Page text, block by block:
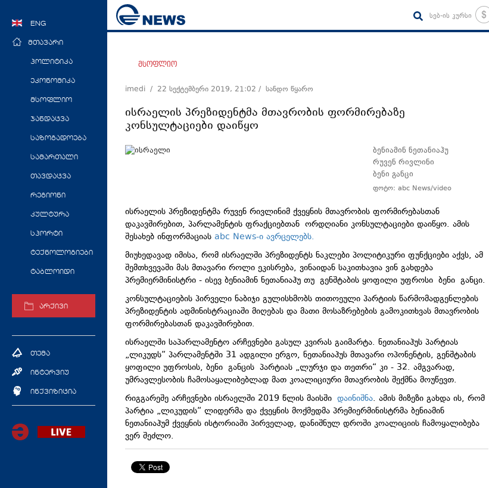
ENG
მთავარი
პოლიტიკა
ეკონომიკა
მსოფლიო
ჯანდაცვა
საზოგადოება
სამართალი
თავდაცვა
რეგიონი
კულტურა
სპორტი
ტექნოლოგიები
ტაბლოიდი
არქივი
თემა
ინტერვიუ
ინქვიზიცია
სებ-ის კურსი
მსოფლიო
imedi / 22 სექტემბერი 2019, 21:02 / სანდო წყარო
ისრაელის პრეზიდენტმა მთავრობის ფორმირებაზე
კონსულტაციები დაიწყო
ბენიამინ ნეთანიაჰუ
რუვენ რივლინი
ბენი განცი
ფოტო: abc News/video
ისრაელის პრეზიდენტმა რუვენ რივლინიმ ქვეყნის მთავრობის ფორმირებასთან
დაკავშირებით, პარლამენტის ფრაქციებთან ორდღიანი კონსულტაციები დაიწყო. ამის
შესახებ ინფორმაციას abc News-ი ავრცელებს.
მიუხედავად იმისა, რომ ისრაელში პრეზიდენტს ნაკლები პოლიტიკური ფუნქციები აქვს, ამ
შემთხვევაში მას მთავარი როლი ეკისრება, ვინაიდან საკითხავია ვინ გახდება
პრემიერმინისტრი - ისევ ბენიამინ ნეთანიაჰუ თუ გენშტაბის ყოფილი უფროსი ბენი განცი.
კონსულტაციების პირველი ნაბიჯი გულისხმობს თითოეული პარტიის წარმომადგენლების
პრეზიდენტის ადმინისტრაციაში მიღებას და მათი მოსაზრებების გამოკითხვას მთავრობის
ფორმირებასთან დაკავშირებით.
ისრაელში საპარლამენტო არჩევნები გასულ კვირას გაიმარტა. ნეთანიაჰუს პარტიას
„ლიკუდს“ პარლამენტში 31 ადგილი ერგო, ნეთანიაჰუს მთავარი ოპონენტის, გენშტაბის
ყოფილი უფროსის, ბენი განცის პარტიას „ლურჯი და თეთრი“ კი - 32. ამგვარად,
უმრავლესობის ჩამოსაყალიბებლად მათ კოალიციური მთავრობის შექმნა მოუწევთ.
რიგგარეშე არჩევნები ისრაელში 2019 წლის მაისში დაინიშნა. ამის მიზეზი გახდა ის, რომ
პარტია „ლიკუდის“ ლიდერმა და ქვეყნის მოქმედმა პრემიერმინისტრმა ბენიამინ
ნეთანიაჰუმ ქვეყნის ისტორიაში პირველად, დანიშნულ დროში კოალიციის ჩამოყალიბება
ვერ შეძლო.